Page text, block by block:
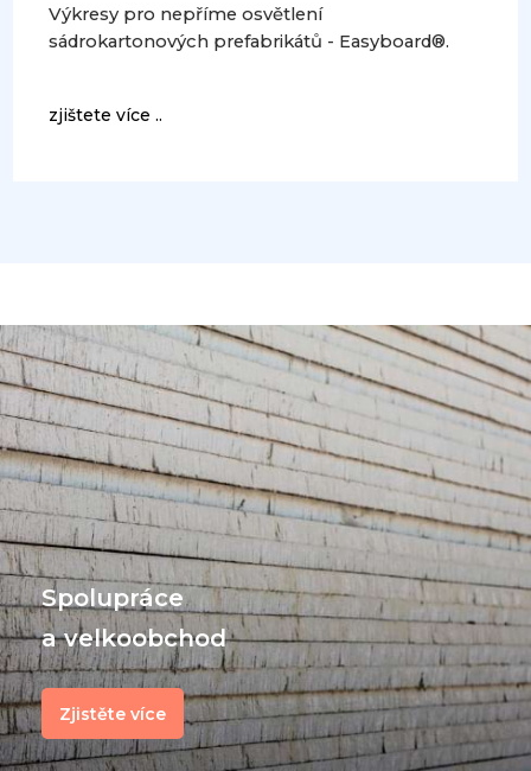
Výkresy pro nepříme osvětlení
sádrokartonových prefabrikátů - Easyboard®.
zjištete více ..
Spolupráce
a velkoobchod
Zjistěte více